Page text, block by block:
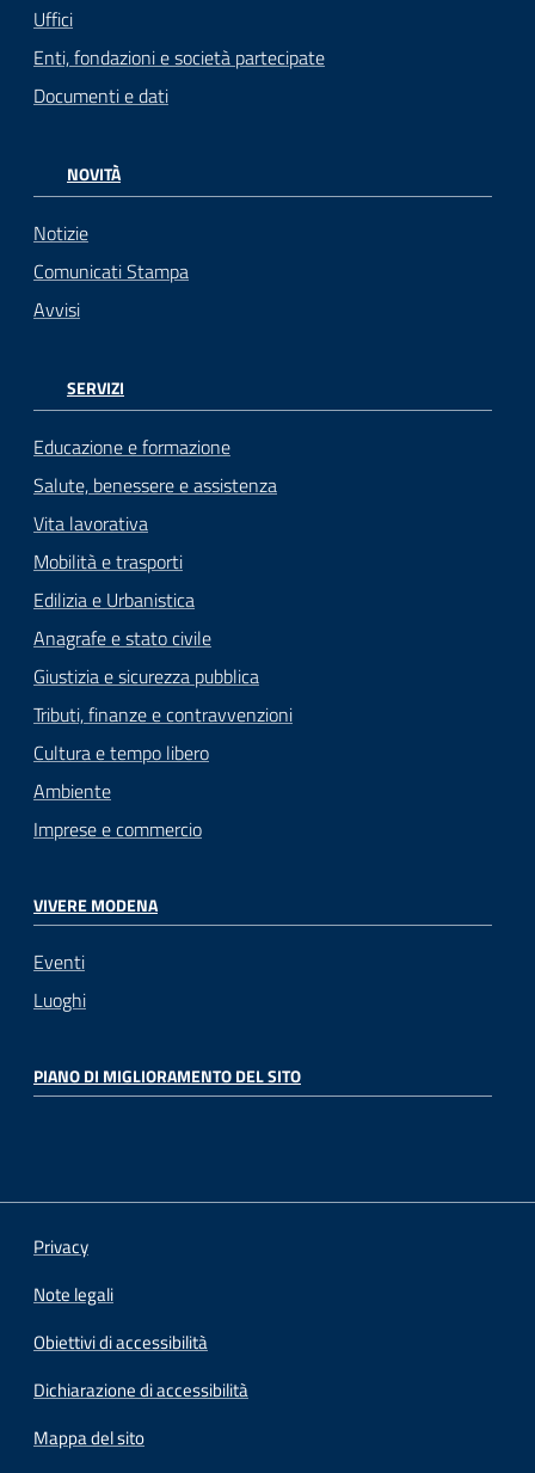
Uffici
Enti, fondazioni e società partecipate
Documenti e dati
NOVITÀ
Notizie
Comunicati Stampa
Avvisi
SERVIZI
Educazione e formazione
Salute, benessere e assistenza
Vita lavorativa
Mobilità e trasporti
Edilizia e Urbanistica
Anagrafe e stato civile
Giustizia e sicurezza pubblica
Tributi, finanze e contravvenzioni
Cultura e tempo libero
Ambiente
Imprese e commercio
VIVERE MODENA
Eventi
Luoghi
PIANO DI MIGLIORAMENTO DEL SITO
Privacy
Note legali
Obiettivi di accessibilità
Dichiarazione di accessibilità
Mappa del sito